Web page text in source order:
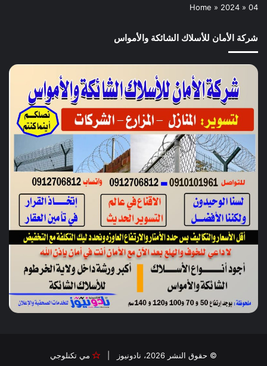
Home » 2024 » 04
شركة الأمان للأسلاك الشائكة والأمواس
© حقوق النشر 2026، نادونيوز | مي تكنلوجي